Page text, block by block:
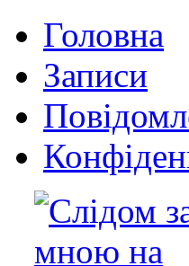
Головна
Записи